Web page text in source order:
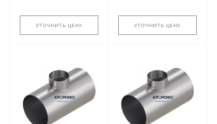
5.903-13 переходный
сварнойУТОЧНИТЬ ЦЕНУ
5.903-13 переходный
сварнойУТОЧНИТЬ ЦЕНУ